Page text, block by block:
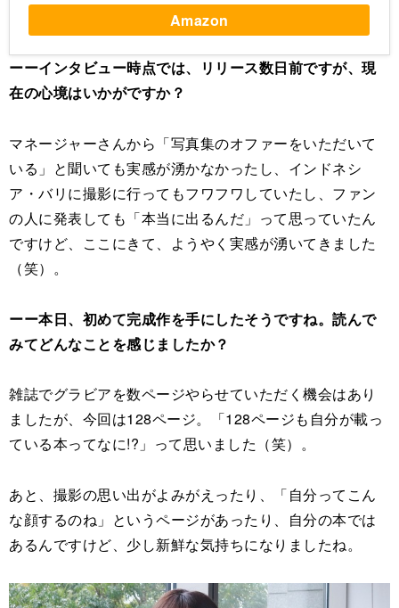
Amazon
ーーインタビュー時点では、リリース数日前ですが、現
在の心境はいかがですか？
マネージャーさんから「写真集のオファーをいただいて
いる」と聞いても実感が湧かなかったし、インドネシ
ア・バリに撮影に行ってもフワフワしていたし、ファン
の人に発表しても「本当に出るんだ」って思っていたん
ですけど、ここにきて、ようやく実感が湧いてきました
（笑）。
ーー本日、初めて完成作を手にしたそうですね。読んで
みてどんなことを感じましたか？
雑誌でグラビアを数ページやらせていただく機会はあり
ましたが、今回は128ページ。「128ページも自分が載っ
ている本ってなに!?」って思いました（笑）。
あと、撮影の思い出がよみがえったり、「自分ってこん
な顔するのね」というページがあったり、自分の本では
あるんですけど、少し新鮮な気持ちになりましたね。